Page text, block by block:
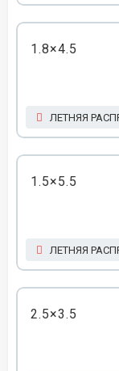
1.8×4.5
ЛЕТНЯЯ
1.5×5.5
ЛЕТНЯЯ
2.5×3.5